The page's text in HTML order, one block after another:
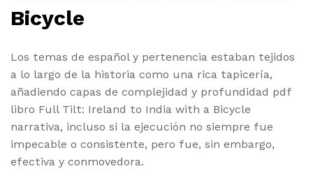
Bicycle
Los temas de español y pertenencia estaban tejidos
a lo largo de la historia como una rica tapicería,
añadiendo capas de complejidad y profundidad pdf
libro Full Tilt: Ireland to India with a Bicycle
narrativa, incluso si la ejecución no siempre fue
impecable o consistente, pero fue, sin embargo,
efectiva y conmovedora.